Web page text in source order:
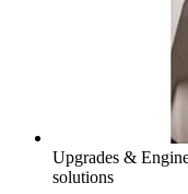
Upgrades &
solutions